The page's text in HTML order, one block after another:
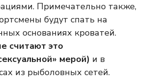
Примечательно также,
будут спать на
основаниях кроватей.
считают это
мерой) и в
из рыболовных сетей.